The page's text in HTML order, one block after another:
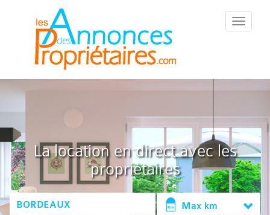
::Menu::
La location en direct avec les
propriétaires
Max km